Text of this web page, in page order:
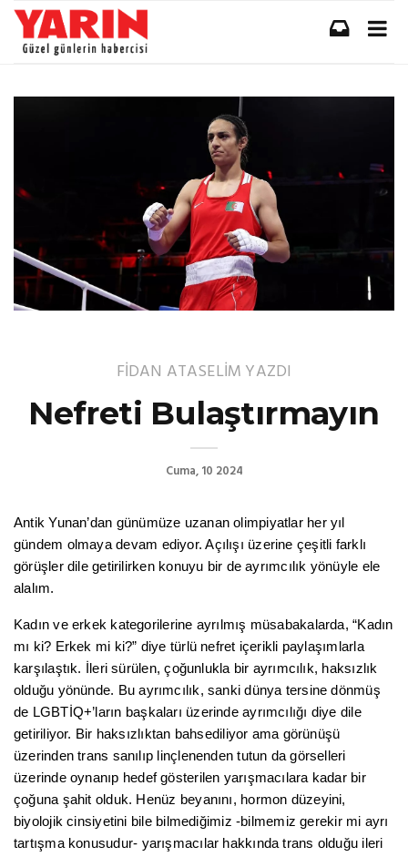
FİDAN ATASELİM YAZDI
Nefreti Bulaştırmayın
Cuma, 10 2024
Antik Yunan’dan günümüze uzanan olimpiyatlar her yıl
gündem olmaya devam ediyor. Açılışı üzerine çeşitli farklı
görüşler dile getirilirken konuyu bir de ayrımcılık yönüyle ele
alalım.
Kadın ve erkek kategorilerine ayrılmış müsabakalarda, “Kadın
mı ki? Erkek mi ki?” diye türlü nefret içerikli paylaşımlarla
karşılaştık. İleri sürülen, çoğunlukla bir ayrımcılık, haksızlık
olduğu yönünde. Bu ayrımcılık, sanki dünya tersine dönmüş
de LGBTİQ+’ların başkaları üzerinde ayrımcılığı diye dile
getiriliyor. Bir haksızlıktan bahsediliyor ama görünüşü
üzerinden trans sanılıp linçlenenden tutun da görselleri
üzerinde oynanıp hedef gösterilen yarışmacılara kadar bir
çoğuna şahit olduk. Henüz beyanını, hormon düzeyini,
biyolojik cinsiyetini bile bilmediğimiz -bilmemiz gerekir mi ayrı
tartışma konusudur- yarışmacılar hakkında trans olduğu ileri